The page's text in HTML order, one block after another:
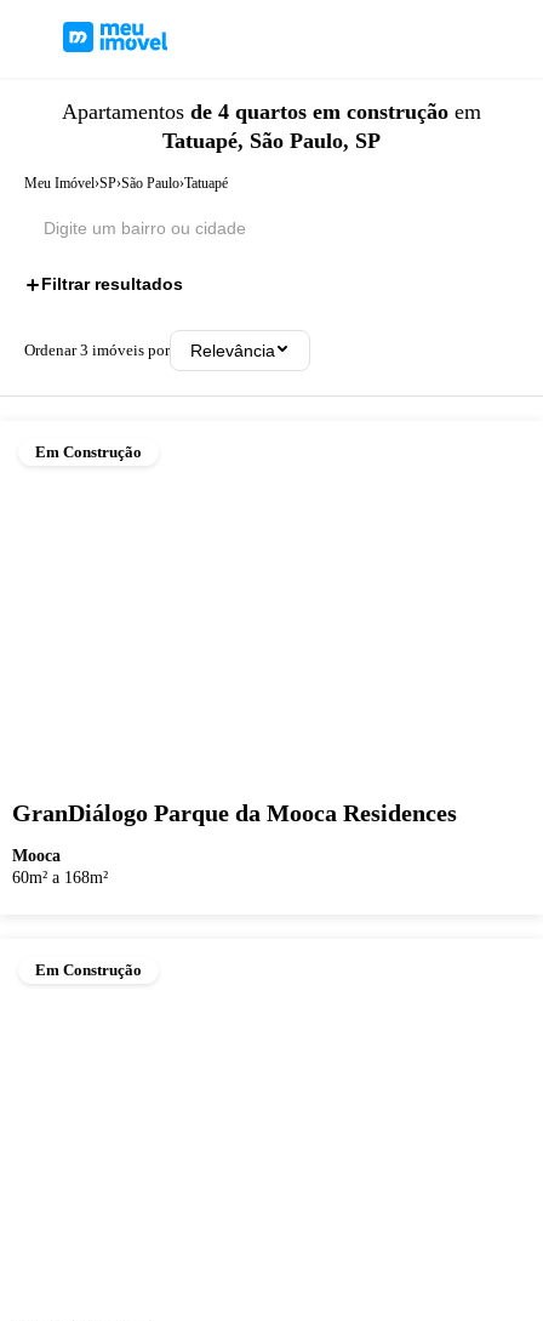
Apartamentos de 4 quartos em construção em
Tatuapé, São Paulo, SP
Meu Imóvel›SP›São Paulo›Tatuapé
Filtrar resultados
Ordenar3 imóveis por Relevância
Em Construção
GranDiálogo Parque da Mooca Residences
Mooca
60m² a 168m²
Em Construção